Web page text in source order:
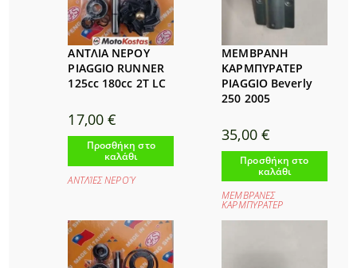
ΑΝΤΛΙΑ ΝΕΡΟΥ
PIAGGIO RUNNER
125cc 180cc 2T LC
17,00€
Προσθήκη στο
καλάθι
ΑΝΤΛΊΕΣ ΝΕΡΟΎ
ΜΕΜΒΡΑΝΗ
ΚΑΡΜΠΥΡΑΤΕΡ
PIAGGIO Beverly
250 2005
35,00 €
Προσθήκη στο
καλάθι
ΜΕΜΒΡΑΝΕΣ
ΚΑΡΜΠΥΡΑΤΕΡ